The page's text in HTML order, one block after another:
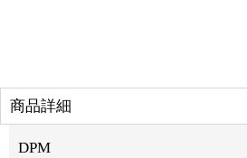
商品詳細
DPM